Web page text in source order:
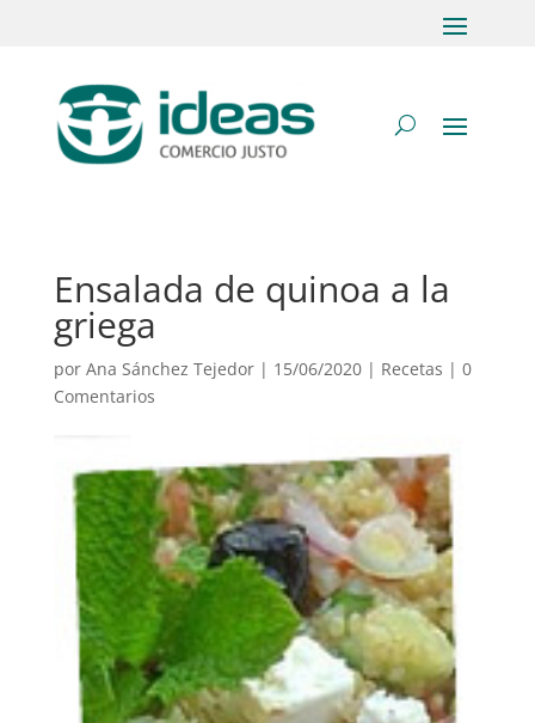
Ensalada de quinoa a la
griega
por Ana Sánchez Tejedor| 15/06/2020 | Recetas | 0
Comentarios